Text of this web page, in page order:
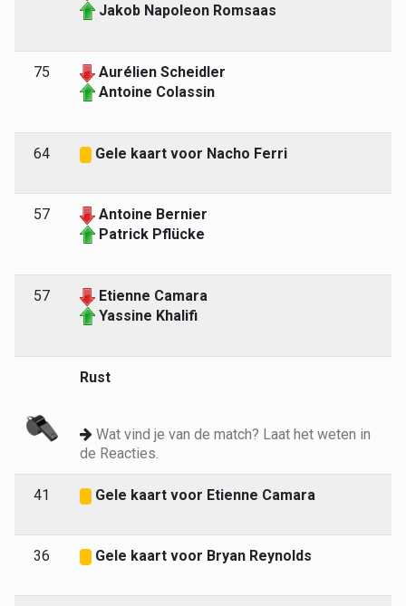
Jakob Napoleon Romsaas
75
Aurélien Scheidler
Antoine Colassin
64 Gele kaart voor Nacho Ferri
57
Antoine Bernier
Patrick Pflücke
57
Etienne Camara
Yassine Khalifi
Rust
Wat vind je van de match? Laat het weten in
de Reacties.
41 Gele kaart voor Etienne Camara
36 Gele kaart voor Bryan Reynolds